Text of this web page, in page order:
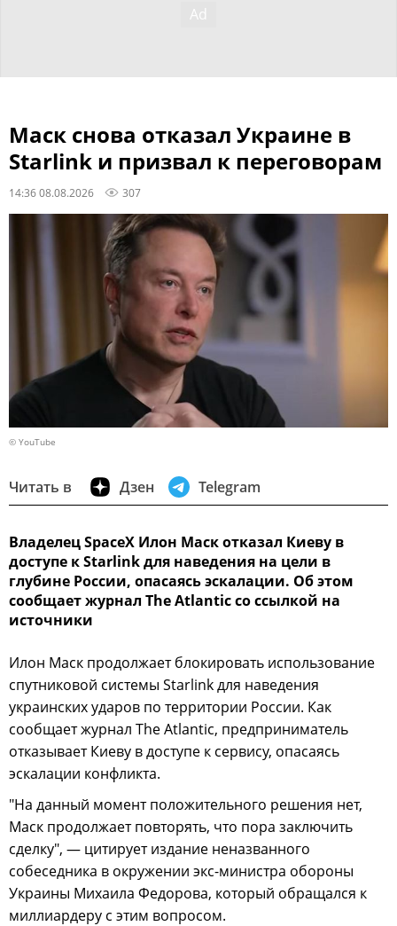
Маск снова отказал Украине в
Starlink и призвал к переговорам
14:36 08.08.2026 307
© YouTube
Читать в Дзен Telegram
Владелец SpaceX Илон Маск отказал Киеву в
доступе к Starlink для наведения на цели в
глубине России, опасаясь эскалации. Об этом
сообщает журнал The Atlantic со ссылкой на
источники
Илон Маск продолжает блокировать использование
спутниковой системы Starlink для наведения
украинских ударов по территории России. Как
сообщает журнал The Atlantic, предприниматель
отказывает Киеву в доступе к сервису, опасаясь
эскалации конфликта.
"На данный момент положительного решения нет,
Маск продолжает повторять, что пора заключить
сделку", — цитирует издание неназванного
собеседника в окружении экс-министра обороны
Украины Михаила Федорова, который обращался к
миллиардеру с этим вопросом.